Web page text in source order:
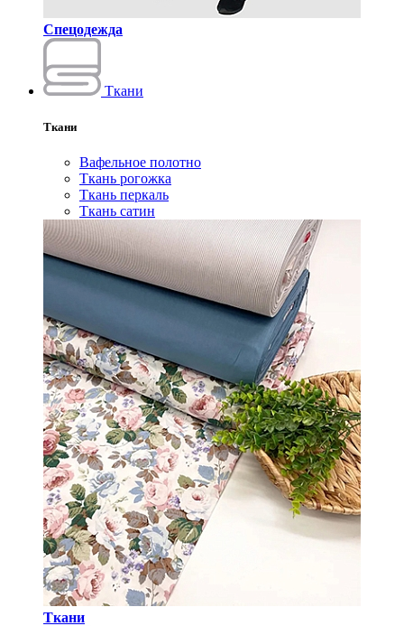
Спецодежда
Ткани
Ткани
Вафельное полотно
Ткань рогожка
Ткань перкаль
Ткань сатин
Ткани